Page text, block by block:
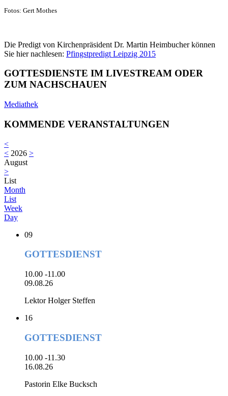
Fotos: Gert Mothes
Die Predigt von Kirchenpräsident Dr. Martin Heimbucher können
Sie hier nachlesen: Pfingstpredigt Leipzig 2015
GOTTESDIENSTE IM LIVESTREAM ODER
ZUM NACHSCHAUEN
Mediathek
KOMMENDE VERANSTALTUNGEN
<
< 2026 >
August
>
List
Month
List
Week
Day
09
GOTTESDIENST
10.00 -11.00
09.08.26
Lektor Holger Steffen
16
GOTTESDIENST
10.00 -11.30
16.08.26
Pastorin Elke Bucksch